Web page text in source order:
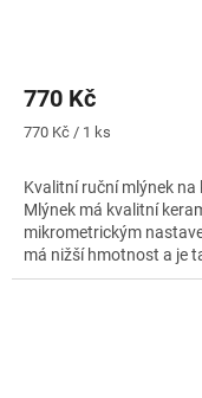
770 Kč
Měrná
770 Kč / 1 ks
Kvalitní ruční mlýnek
Mlýnek má kvalitní
mikrometrickým
má nižší hmotnost a je
zaručí, že se dobře drží